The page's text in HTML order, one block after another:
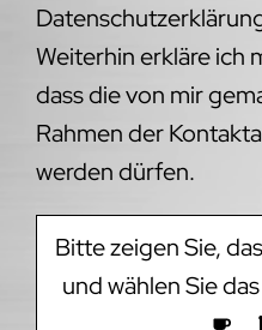
Weiterhin erkläre ich
dass die von mir
Rahmen der
werden dürfen.
Bitte zeigen Sie,
und wählen Sie